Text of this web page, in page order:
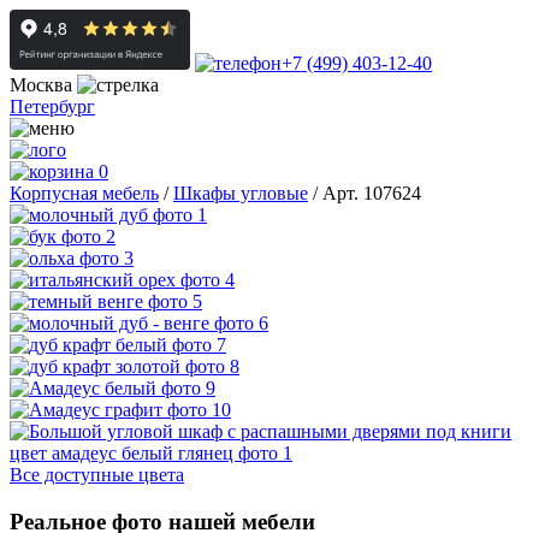
+7 (499) 403-12-40
Москва
Петербург
0
Корпусная мебель /Шкафы угловые / Арт. 107624
Все доступные цвета
Реальное фото нашей мебели